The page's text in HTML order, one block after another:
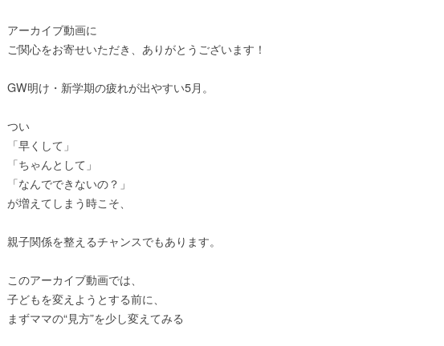
アーカイブ動画に
ご関心をお寄せいただき、ありがとうございます！
GW明け・新学期の疲れが出やすい5月。
つい
「早くして」
「ちゃんとして」
「なんでできないの？」
が増えてしまう時こそ、
親子関係を整えるチャンスでもあります。
このアーカイブ動画では、
子どもを変えようとする前に、
まずママの“見方”を少し変えてみる